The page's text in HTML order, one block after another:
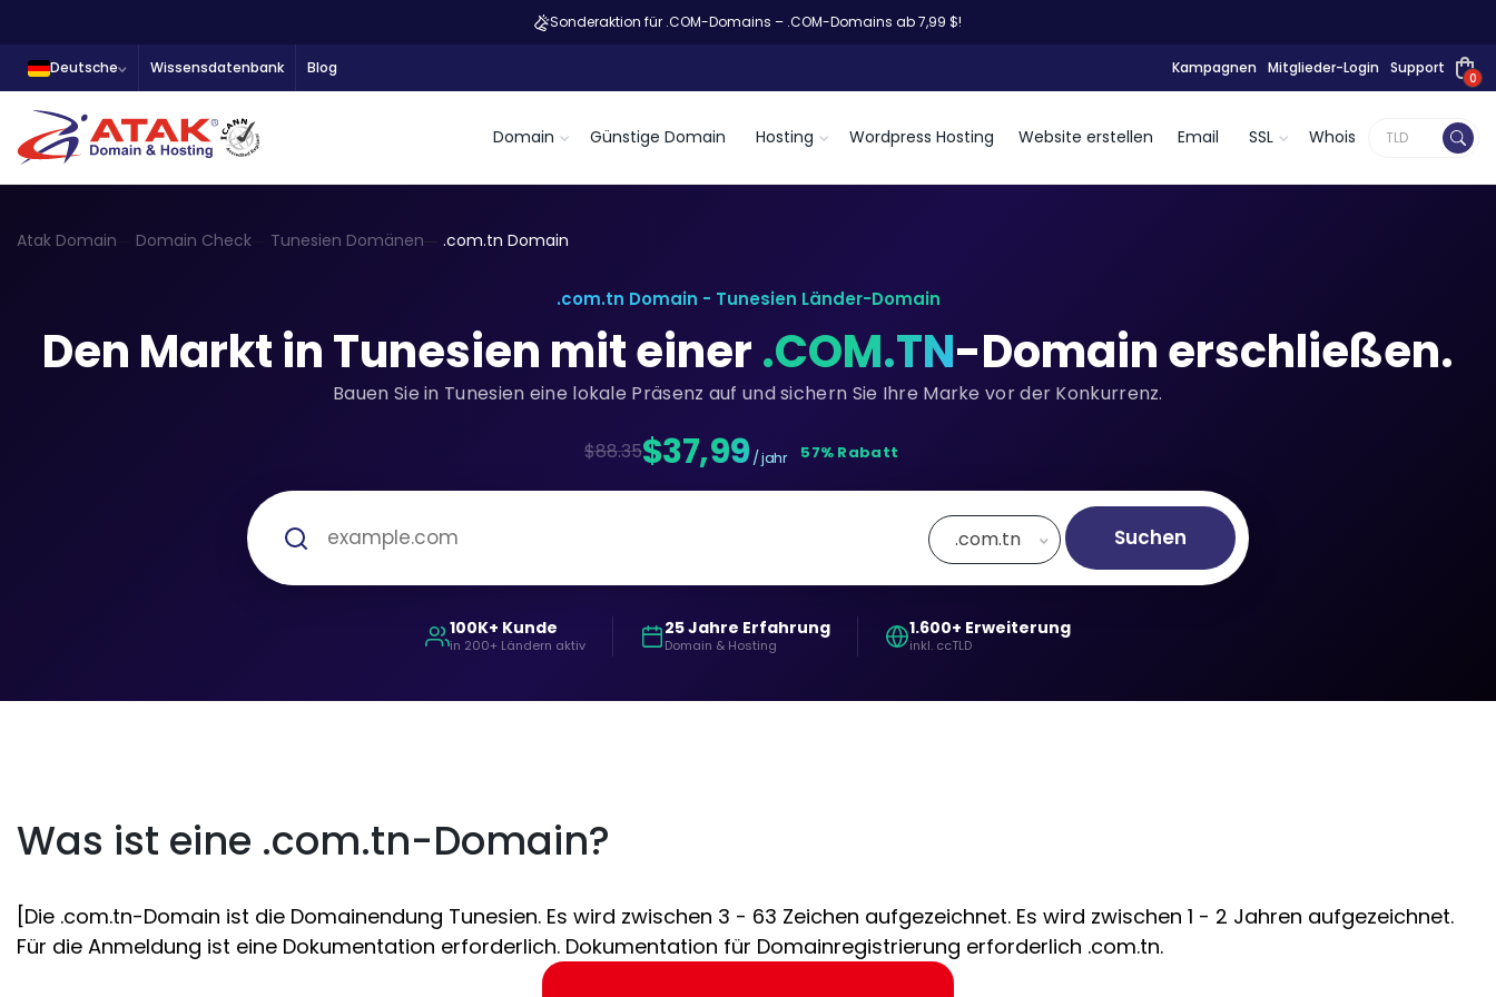
Sonderaktion für .COM-Domains – .COM-Domains ab 7,99 $!
Deutsche Wissensdatenbank Blog Kampagnen Mitglieder-Login Support
0
Domain Günstige Domain Hosting Wordpress Hosting Website erstellen Email SSL Whois
Atak Domain Domain Check Tunesien Domänen .com.tn Domain
.com.tn Domain - Tunesien Länder-Domain
Den Markt in Tunesien mit einer.COM.TN-Domain erschließen.
Bauen Sie in Tunesien eine lokale Präsenz auf und sichern Sie Ihre Marke vor der Konkurrenz.
$88.35$37,99 / jahr 57% Rabatt
.com.tn Suchen
100K+ Kunde
in 200+ Ländern aktiv
25 Jahre Erfahrung
Domain & Hosting
1.600+ Erweiterung
inkl. ccTLD
Was ist eine .com.tn-Domain?
[Die .com.tn-Domain ist die Domainendung Tunesien. Es wird zwischen 3 - 63 Zeichen aufgezeichnet. Es wird zwischen 1 - 2 Jahren aufgezeichnet.
Für die Anmeldung ist eine Dokumentation erforderlich. Dokumentation für Domainregistrierung erforderlich .com.tn.